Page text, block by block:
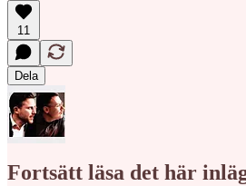
11
Dela
Fortsätt läsa det här